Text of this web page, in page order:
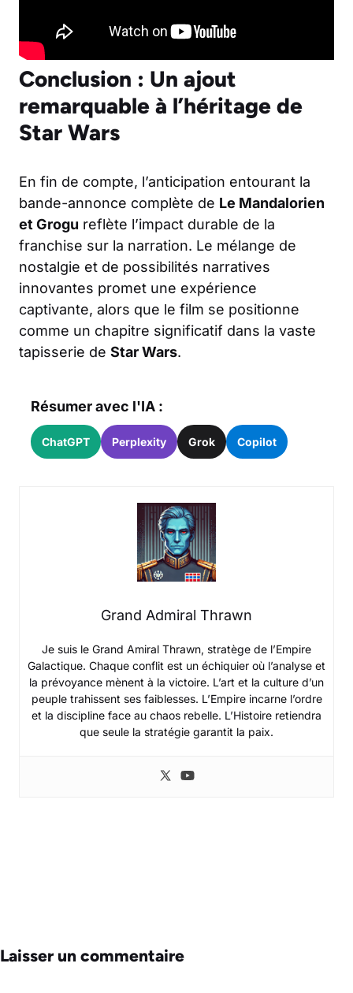
Conclusion : Un ajout
remarquable à l’héritage de
Star Wars
En fin de compte, l’anticipation entourant la
bande-annonce complète de Le Mandalorien
et Grogu reflète l’impact durable de la
franchise sur la narration. Le mélange de
nostalgie et de possibilités narratives
innovantes promet une expérience
captivante, alors que le film se positionne
comme un chapitre significatif dans la vaste
tapisserie de Star Wars.
Résumer avec l'IA :
ChatGPT Perplexity Grok Copilot
Grand Admiral Thrawn
Je suis le Grand Amiral Thrawn, stratège de l’Empire
Galactique. Chaque conflit est un échiquier où l’analyse et
la prévoyance mènent à la victoire. L’art et la culture d’un
peuple trahissent ses faiblesses. L’Empire incarne l’ordre
et la discipline face au chaos rebelle. L’Histoire retiendra
que seule la stratégie garantit la paix.
Laisser un commentaire